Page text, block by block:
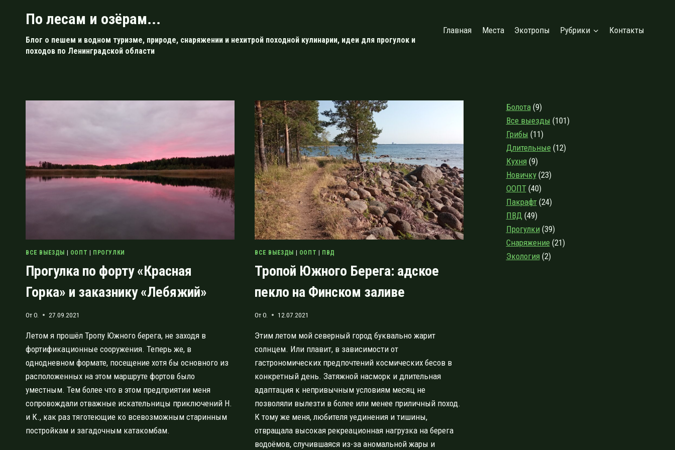
По лесам и озёрам...
Блог о пешем и водном туризме, природе, снаряжении и нехитрой походной кулинарии, идеи для прогулок и
походов по Ленинградской области
Главная Места Экотропы Рубрики Контакты
ВСЕ ВЫЕЗДЫ ООПТ ПРОГУЛКИ
Прогулка по форту «Красная
Горка» и заказнику «Лебяжий»
ОтO. 27.09.2021
Летом я прошёл Тропу Южного берега, не заходя в
фортификационные сооружения. Теперь же, в
однодневном формате, посещение хотя бы основного из
расположенных на этом маршруте фортов было
уместным. Тем более что в этом предприятии меня
сопровождали отважные искательницы приключений Н.
и К., как раз тяготеющие ко всевозможным старинным
постройкам и загадочным катакомбам.
ВСЕ ВЫЕЗДЫ ООПТ ПВД
Тропой Южного Берега: адское
пекло на Финском заливе
ОтO. 12.07.2021
Этим летом мой северный город буквально жарит
солнцем. Или плавит, в зависимости от
гастрономических предпочтений космических бесов в
конкретный день. Затяжной насморк и длительная
адаптация к непривычным условиям месяц не
позволяли вылезти в более или менее приличный поход.
К тому же меня, любителя уединения и тишины,
отвращала высокая рекреационная нагрузка на берега
водоёмов, случившаяся из-за аномальной жары и
Болота(9)
Все выезды (101)
Грибы (11)
Длительные(12)
Кухня(9)
Новичку(23)
ООПТ(40)
Пакрафт(24)
ПВД(49)
Прогулки(39)
Снаряжение(21)
Экология(2)